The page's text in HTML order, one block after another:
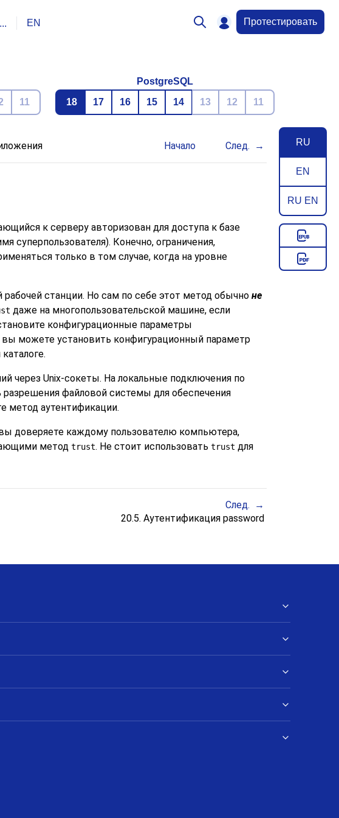
... EN Протестировать
11
PostgreSQL
18
17 16 15 14 13 12 11
RU
EN
RU EN
Начало След.
к серверу авторизован для доступа к базе
суперпользователя). Конечно, ограничения,
только в том случае, когда на уровне
станции. Но сам по себе этот метод обычно не
даже на многопользовательской машине, если
конфигурационные параметры
можете установить конфигурационный параметр
через Unix-сокеты. На локальные подключения по
файловой системы для обеспечения
метод аутентификации.
доверяете каждому пользователю компьютера,
метод trust. Не стоит использовать trust для
След.
20.5. Аутентификация password